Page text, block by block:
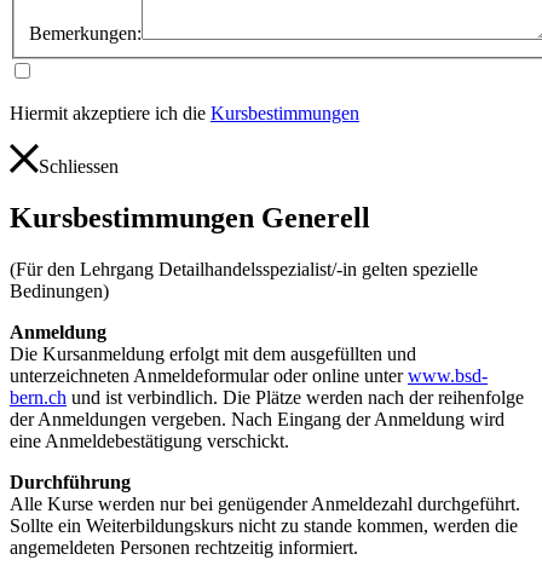
Bemerkungen:
Hiermit akzeptiere ich die Kursbestimmungen
Schliessen
Kursbestimmungen Generell
(Für den Lehrgang Detailhandelsspezialist/-in gelten spezielle
Bedinungen)
Anmeldung
Die Kursanmeldung erfolgt mit dem ausgefüllten und
unterzeichneten Anmeldeformular oder online unterwww.bsd-
bern.ch und ist verbindlich. Die Plätze werden nach der reihenfolge
der Anmeldungen vergeben. Nach Eingang der Anmeldung wird
eine Anmeldebestätigung verschickt.
Durchführung
Alle Kurse werden nur bei genügender Anmeldezahl durchgeführt.
Sollte ein Weiterbildungskurs nicht zu stande kommen, werden die
angemeldeten Personen rechtzeitig informiert.